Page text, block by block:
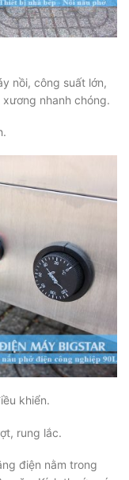
nồi, công suất lớn,
nhanh chóng.
khiển.
rung lắc.
điện nằm trong